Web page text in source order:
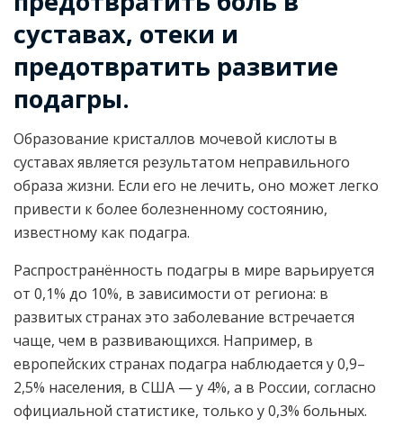
суставах, отеки и
предотвратить развитие
подагры.
Образование кристаллов мочевой кислоты в
суставах является результатом неправильного
образа жизни. Если его не лечить, оно может легко
привести к более болезненному состоянию,
известному как подагра.
Распространённость подагры в мире варьируется
от 0,1% до 10%, в зависимости от региона: в
развитых странах это заболевание встречается
чаще, чем в развивающихся. Например, в
европейских странах подагра наблюдается у 0,9–
2,5% населения, в США — у 4%, а в России, согласно
официальной статистике, только у 0,3% больных.